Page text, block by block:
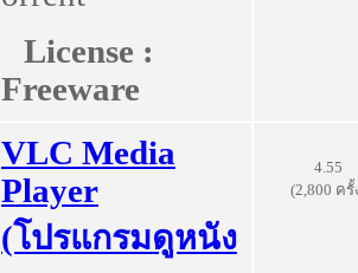
License :
Freeware
VLC Media
Player
(โปรแกรมดูหนัง
4.55
(2,800 ครั้